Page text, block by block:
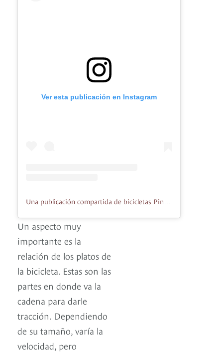
Ver esta publicación en Instagram
Un aspecto muy
importante es la
relación de los platos de
la bicicleta. Estas son las
partes en donde va la
cadena para darle
tracción. Dependiendo
de su tamaño, varía la
velocidad, pero